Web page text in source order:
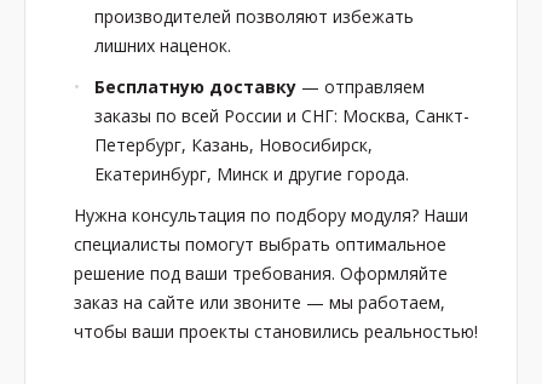
производителей позволяют избежать
лишних наценок.
Бесплатную доставку — отправляем
заказы по всей России и СНГ: Москва, Санкт-
Петербург, Казань, Новосибирск,
Екатеринбург, Минск и другие города.
Нужна консультация по подбору модуля? Наши
специалисты помогут выбрать оптимальное
решение под ваши требования. Оформляйте
заказ на сайте или звоните — мы работаем,
чтобы ваши проекты становились реальностью!